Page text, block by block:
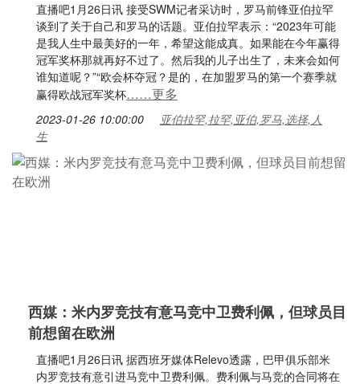
直播吧1月26日讯 接受SWM记者采访时，罗马前锋亚伯拉罕
谈到了关于自己和罗马的话题。亚伯拉罕表示：“2023年可能
是我人生中最美好的一年，希望这能成真。如果能在今年赢得
冠军奖杯那就再好不过了。然后我的儿子出生了，未来会如何
谁知道呢？”“欧会杯夺冠？是的，在加盟罗马的第一个赛季就
赢得欧战冠军奖杯……更多
2023-01-26 10:00:00
亚伯拉罕,拉罕,亚伯,罗马,选择,人
生
西媒：米内罗竞技有意马竞中卫费利佩，但球员目
前想留在欧洲
直播吧1月26日讯 据西班牙媒体Relevo透露，巴甲俱乐部米
内罗竞技有意引进马竞中卫费利佩。费利佩与马竞的合同将在